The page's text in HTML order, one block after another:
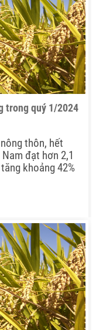
trong quý 1/2024
thôn, hết
đạt hơn 2,1
khoảng 42%